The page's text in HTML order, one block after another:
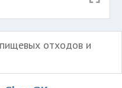
отходов и